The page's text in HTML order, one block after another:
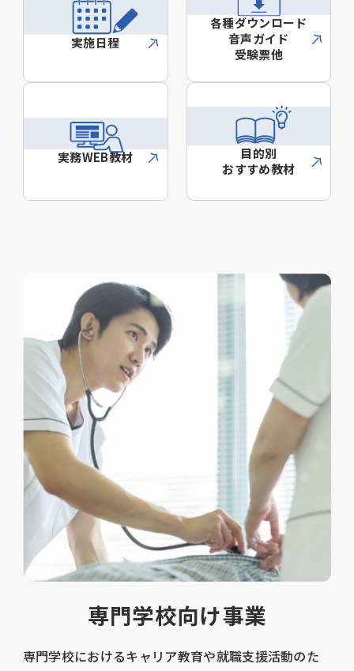
実施日程
各種ダウンロード
音声ガイド
受験票他
実務WEB教材
目的別
おすすめ教材
専門学校向け事業
専門学校におけるキャリア教育や就職支援活動のた